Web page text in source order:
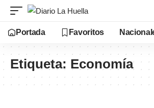
Portada Favoritos
Etiqueta: Economía